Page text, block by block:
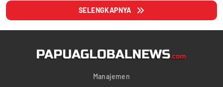
SELENGKAPNYA
Manajemen